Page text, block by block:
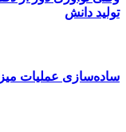
تولید دانش
ساده‌سازی عملیات